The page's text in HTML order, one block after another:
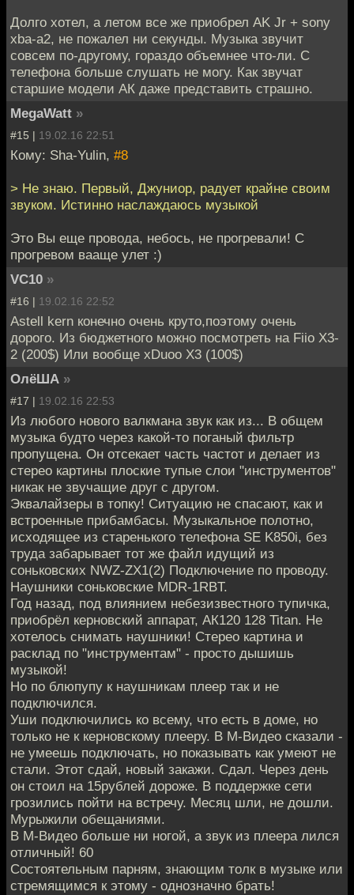
Долго хотел, а летом все же приобрел AK Jr + sony
xba-a2, не пожалел ни секунды. Музыка звучит
совсем по-другому, гораздо объемнее что-ли. С
телефона больше слушать не могу. Как звучат
старшие модели АК даже представить страшно.
MegaWatt »
#15 | 19.02.16 22:51
Кому: Sha-Yulin, #8
> Не знаю. Первый, Джуниор, радует крайне своим
звуком. Истинно наслаждаюсь музыкой
Это Вы еще провода, небось, не прогревали! С
прогревом вааще улет :)
VC10 »
#16 | 19.02.16 22:52
Astell kern конечно очень круто,поэтому очень
дорого. Из бюджетного можно посмотреть на Fiio X3-
2 (200$) Или вообще xDuoo X3 (100$)
ОлёША »
#17 | 19.02.16 22:53
Из любого нового валкмана звук как из... В общем
музыка будто через какой-то поганый фильтр
пропущена. Он отсекает часть частот и делает из
стерео картины плоские тупые слои "инструментов"
никак не звучащие друг с другом.
Эквалайзеры в топку! Ситуацию не спасают, как и
встроенные прибамбасы. Музыкальное полотно,
исходящее из старенького телефона SE K850i, без
труда забарывает тот же файл идущий из
соньковских NWZ-ZX1(2) Подключение по проводу.
Наушники соньковские MDR-1RBT.
Год назад, под влиянием небезизвестного тупичка,
приобрёл керновский аппарат, АК120 128 Titan. Не
хотелось снимать наушники! Стерео картина и
расклад по "инструментам" - просто дышишь
музыкой!
Но по блюпупу к наушникам плеер так и не
подключился.
Уши подключились ко всему, что есть в доме, но
только не к керновскому плееру. В М-Видео сказали -
не умеешь подключать, но показывать как умеют не
стали. Этот сдай, новый закажи. Сдал. Через день
он стоил на 15рублей дороже. В поддержке сети
грозились пойти на встречу. Месяц шли, не дошли.
Мурыжили обещаниями.
В М-Видео больше ни ногой, а звук из плеера лился
отличный! 60
Состоятельным парням, знающим толк в музыке или
стремящимся к этому - однозначно брать!